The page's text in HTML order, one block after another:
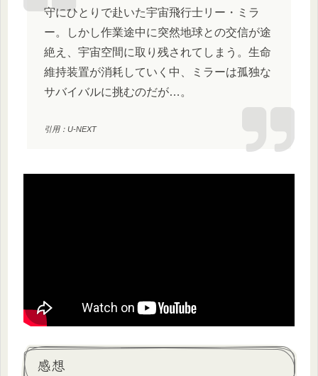
守にひとりで赴いた宇宙飛行士リー・ミラ
ー。しかし作業途中に突然地球との交信が途
絶え、宇宙空間に取り残されてしまう。生命
維持装置が消耗していく中、ミラーは孤独な
サバイバルに挑むのだが…。
引用：U-NEXT
感想